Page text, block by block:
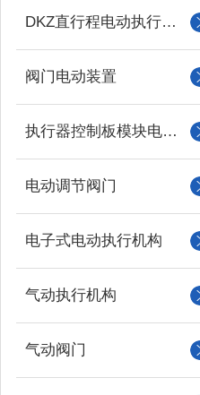
DKZ直行程电动执行机构
阀门电动装置
执行器控制板模块电机配件
电动调节阀门
电子式电动执行机构
气动执行机构
气动阀门